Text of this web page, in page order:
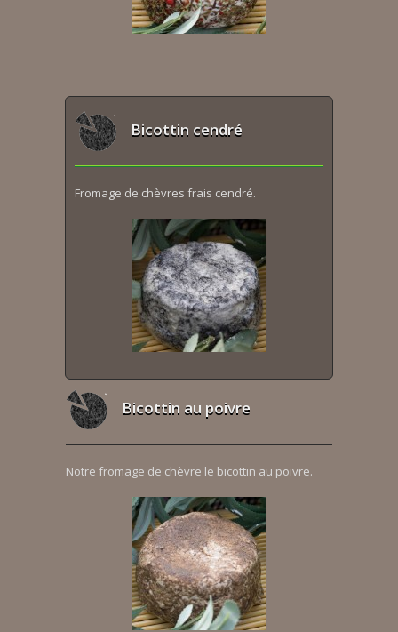
Bicottin cendré
Fromage de chèvres frais cendré.
Bicottin au poivre
Notre fromage de chèvre le bicottin au poivre.